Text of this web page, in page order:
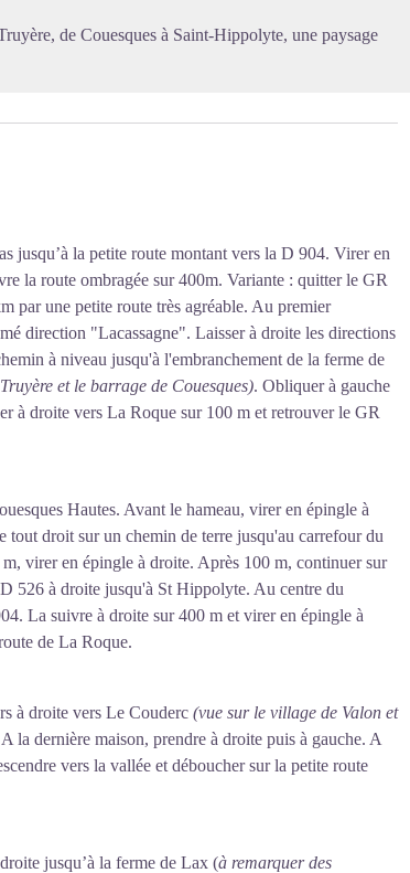
de Couesques à Saint-Hippolyte, une paysage
jusqu’à la petite route montant vers la D 904. Virer en
la route ombragée sur 400m. Variante : quitter le GR
par une petite route très agréable. Au premier
direction "Lacassagne". Laisser à droite les directions
à niveau jusqu'à l'embranchement de la ferme de
et le barrage de Couesques). Obliquer à gauche
à droite vers La Roque sur 100 m et retrouver le GR
Hautes. Avant le hameau, virer en épingle à
tout droit sur un chemin de terre jusqu'au carrefour du
virer en épingle à droite. Après 100 m, continuer sur
526 à droite jusqu'à St Hippolyte. Au centre du
La suivre à droite sur 400 m et virer en épingle à
de La Roque.
à droite vers Le Couderc (vue sur le village de Valon et
A la dernière maison, prendre à droite puis à gauche. A
vers la vallée et déboucher sur la petite route
jusqu’à la ferme de Lax (à remarquer des